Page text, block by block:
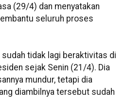
(29/4) dan menyatakan
seluruh proses
tidak lagi beraktivitas di
sejak Senin (21/4). Dia
mundur, tetapi dia
diambilnya tersebut sudah